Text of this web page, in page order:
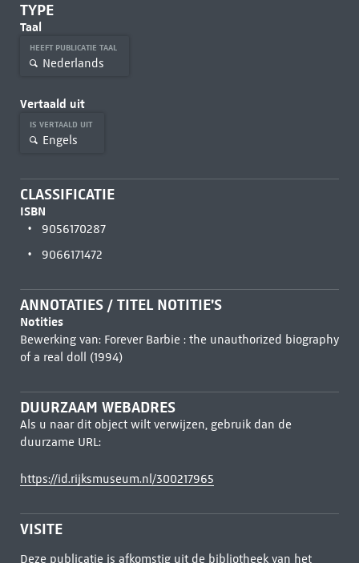
TYPE
Taal
HEEFT PUBLICATIE TAAL
Nederlands
Vertaald uit
IS VERTAALD UIT
Engels
CLASSIFICATIE
ISBN
9056170287
9066171472
ANNOTATIES / TITEL NOTITIE'S
Notities
Bewerking van: Forever Barbie : the unauthorized biography
of a real doll (1994)
DUURZAAM WEBADRES
Als u naar dit object wilt verwijzen, gebruik dan de
duurzame URL:
https://id.rijksmuseum.nl/300217965
VISITE
Deze publicatie is afkomstig uit de bibliotheek van het